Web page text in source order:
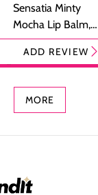
Sensatia Minty
Mocha Lip Balm,
Pelembap Bibir
dengan Aroma
ADD REVIEW
MORE